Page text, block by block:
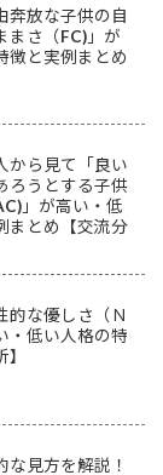
奔放な子供の自
まさ（FC)」が
徴と実例まとめ
から見て「良い
ろうとする子供
」が高い・低
まとめ【交流分
的な優しさ（Ｎ
・低い人格の特
な見方を解説！